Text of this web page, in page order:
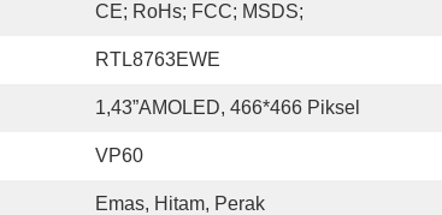
CE; RoHs; FCC; MSDS;
RTL8763EWE
1,43”AMOLED, 466*466 Piksel
VP60
Emas, Hitam, Perak